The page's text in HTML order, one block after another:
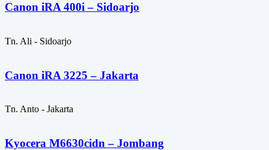
Canon iRA 400i – Sidoarjo
Tn. Ali - Sidoarjo
Canon iRA 3225 – Jakarta
Tn. Anto - Jakarta
Kyocera M6630cidn – Jombang